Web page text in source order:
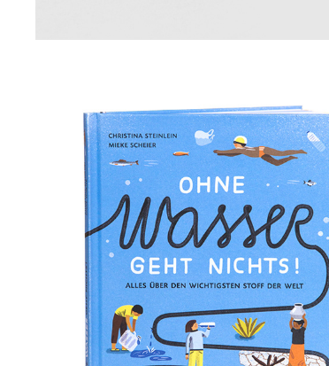
OHNE WASSER GEHT NICHTS!
2022